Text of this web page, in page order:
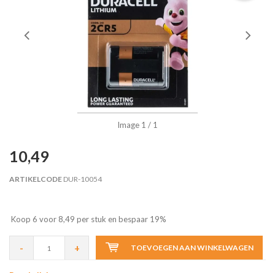
Image 1 / 1
10,49
ARTIKELCODE DUR-10054
Koop 6 voor 8,49 per stuk en bespaar 19%
- + TOEVOEGEN AAN WINKELWAGEN